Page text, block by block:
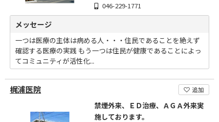
046-229-1771
メッセージ
一つは医療の主体は病める人・・・住民であることを絶えず
確認する医療の実践 もう一つは住民が健康であることによっ
てコミュニティが活性化...
梶浦医院 追加
禁煙外来、ＥＤ治療、ＡＧＡ外来実
施しております。